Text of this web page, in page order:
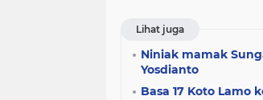
Lihat juga
Niniak mamak
Yosdianto
Basa 17 Koto Lamo